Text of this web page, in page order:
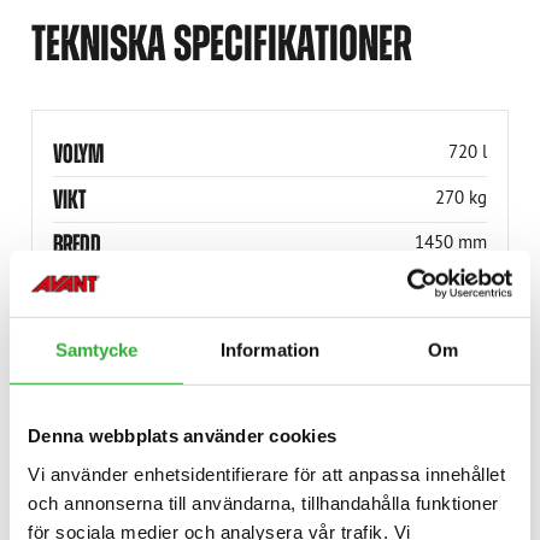
Samtycke Information Om
Denna webbplats använder cookies
Vi använder enhetsidentifierare för att anpassa innehållet
och annonserna till användarna, tillhandahålla funktioner
för sociala medier och analysera vår trafik. Vi
TEKNISKA SPECIFIKATIONER
VOLYM 720 l
VIKT 270 kg
BREDD 1450 mm
PRODUKTNUMMER A36841
KOMPATIBLA MODELLER